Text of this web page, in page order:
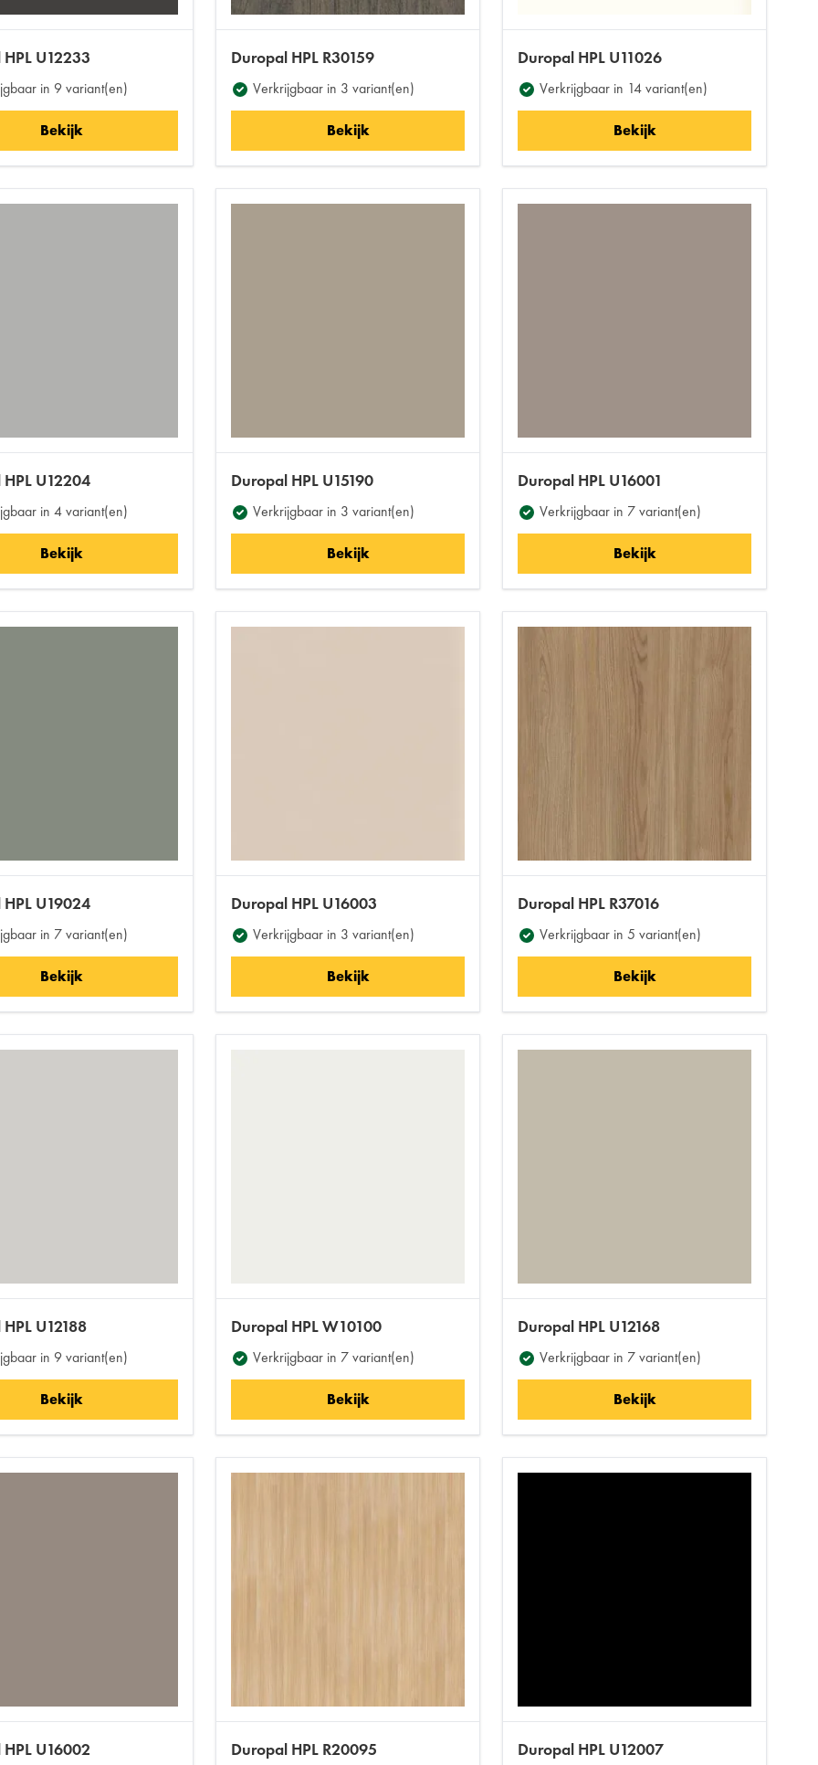
U12233
in 9 variant(en)
Bekijk
Duropal HPL R30159
Verkrijgbaar in 3 variant(en)
Bekijk
Duropal HPL U11026
Verkrijgbaar in 14 variant(en)
Bekijk
U12204
in 4 variant(en)
Bekijk
Duropal HPL U15190
Verkrijgbaar in 3 variant(en)
Bekijk
Duropal HPL U16001
Verkrijgbaar in 7 variant(en)
Bekijk
U19024
in 7 variant(en)
Bekijk
Duropal HPL U16003
Verkrijgbaar in 3 variant(en)
Bekijk
Duropal HPL R37016
Verkrijgbaar in 5 variant(en)
Bekijk
U12188
in 9 variant(en)
Bekijk
Duropal HPL W10100
Verkrijgbaar in 7 variant(en)
Bekijk
Duropal HPL U12168
Verkrijgbaar in 7 variant(en)
Bekijk
U16002 Duropal HPL R20095 Duropal HPL U12007